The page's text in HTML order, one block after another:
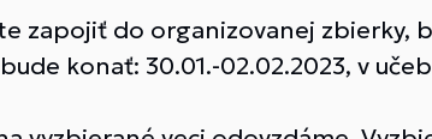
zapojiť do organizovanej zbierky,
konať: 30.01.-02.02.2023, v